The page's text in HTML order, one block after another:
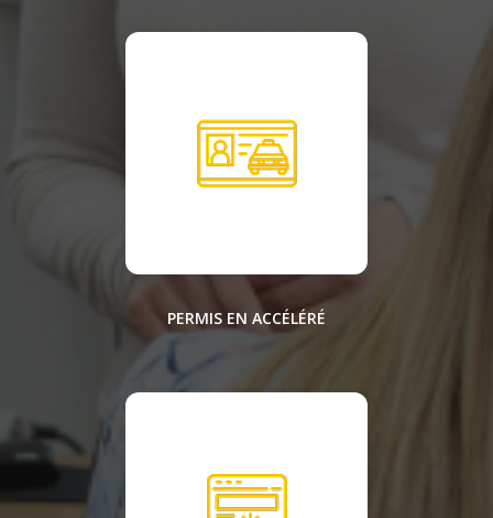
PERMIS EN ACCÉLÉRÉ